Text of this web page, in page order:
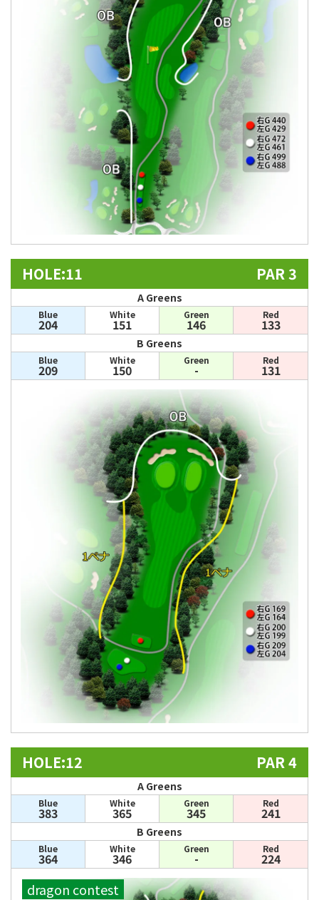
HOLE:11 PAR 3
A Greens
Blue
204
White
151
Green
146
Red
133
B Greens
Blue
209
White
150
Green
-
Red
131
HOLE:12 PAR 4
A Greens
Blue
383
White
365
Green
345
Red
241
B Greens
Blue
364
White
346
Green
-
Red
224
dragon contest